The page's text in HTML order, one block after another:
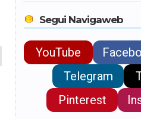
Segui Navigaweb
YouTube
Telegram
Pinterest